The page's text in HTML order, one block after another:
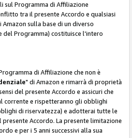
sul Programma di Affiliazione
tra il presente Accordo e qualsiasi
sulla base di un diverso
Programma) costituisce l'intero
di Affiliazione che non è
" di Amazon e rimarrà di proprietà
del presente Accordo e assicuri che
corrente e rispetteranno gli obblighi
di riservatezza) e adotterai tutte le
Accordo. La presente limitazione
e per i 5 anni successivi alla sua